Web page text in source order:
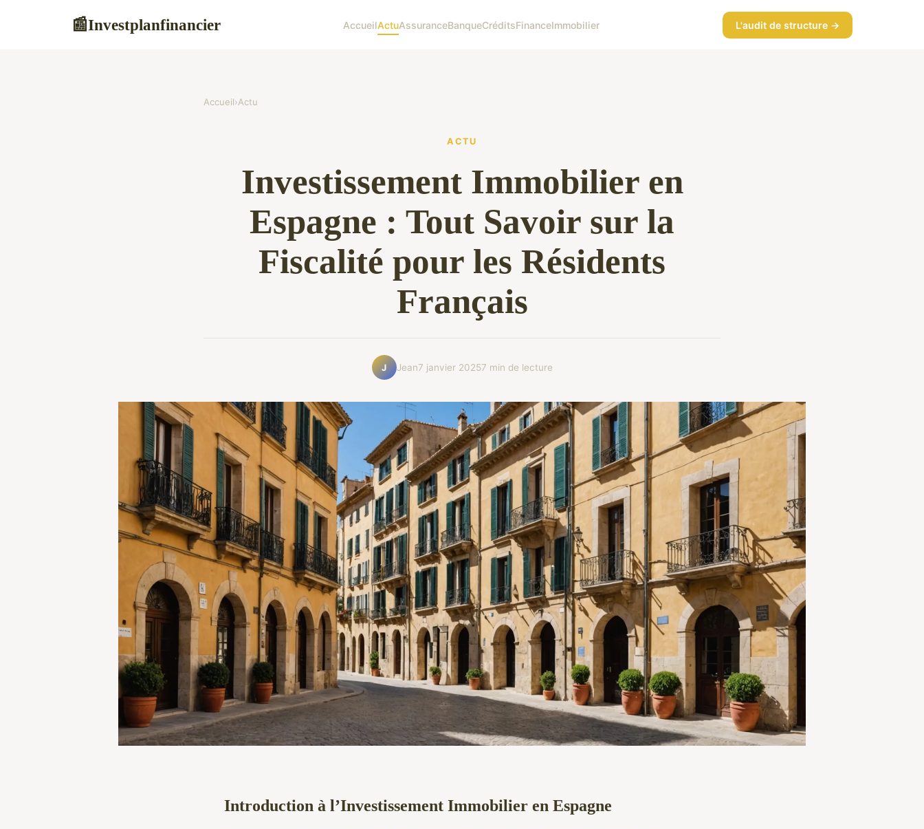
📰Investplanfinancier AccueilActuAssuranceBanqueCréditsFinanceImmobilier L'audit de structure →
Accueil›Actu
ACTU
Investissement Immobilier en
Espagne : Tout Savoir sur la
Fiscalité pour les Résidents
Français
J Jean7 janvier 20257 min de lecture
Introduction à l’Investissement Immobilier en Espagne